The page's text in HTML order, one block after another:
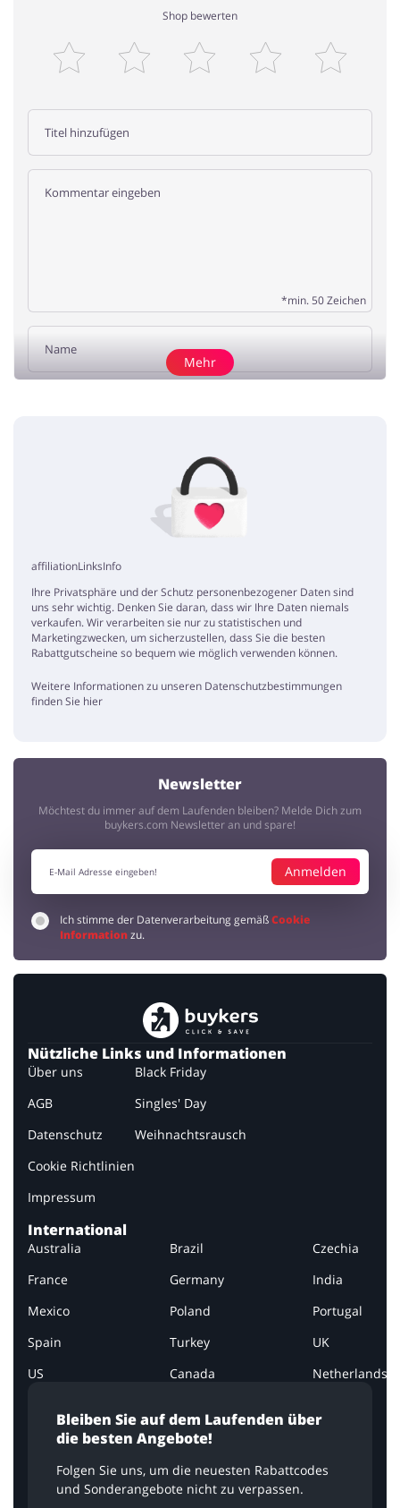
Shop bewerten
*min. 50 Zeichen
WOW Wochen Gutschein
In home24 finde ich immer Die Möbel die ich suche und bei buykers
habe ich noch den WOW Wochen Gutschein gefunden und extra 15%
Timo 5 / 5 30.12.2019
Zum Jahresende bekommt man sogar noch einen Rabatt von 20%
oben drauf! Kann man absolut nur weiterempfehlen!
Klasse
lohnt sich besonders bei Möbeln! Die home24 Gutscheine sind
Mehr
affiliationLinksInfo
Ihre Privatsphäre und der Schutz personenbezogener Daten sind
uns sehr wichtig. Denken Sie daran, dass wir Ihre Daten niemals
verkaufen. Wir verarbeiten sie nur zu statistischen und
Marketingzwecken, um sicherzustellen, dass Sie die besten
Rabattgutscheine so bequem wie möglich verwenden können.
Weitere Informationen zu unseren Datenschutzbestimmungen
finden Sie hier
Newsletter
Möchtest du immer auf dem Laufenden bleiben? Melde Dich zum
buykers.com Newsletter an und spare!
Anmelden
Ich stimme der Datenverarbeitung gemäßCookie
Informationzu.
Bleiben Sie auf dem Laufenden über
die besten Angebote!
Folgen Sie uns, um die neuesten Rabattcodes
und Sonderangebote nicht zu verpassen.
Nützliche Links und Informationen
Über uns
AGB
Datenschutz
Cookie Richtlinien
Impressum
Black Friday
Singles' Day
Weihnachtsrausch
International
Australia Brazil
Czechia
France
Germany
India
Mexico
Poland
Portugal
Spain
Turkey
UK
US
Canada Netherlands